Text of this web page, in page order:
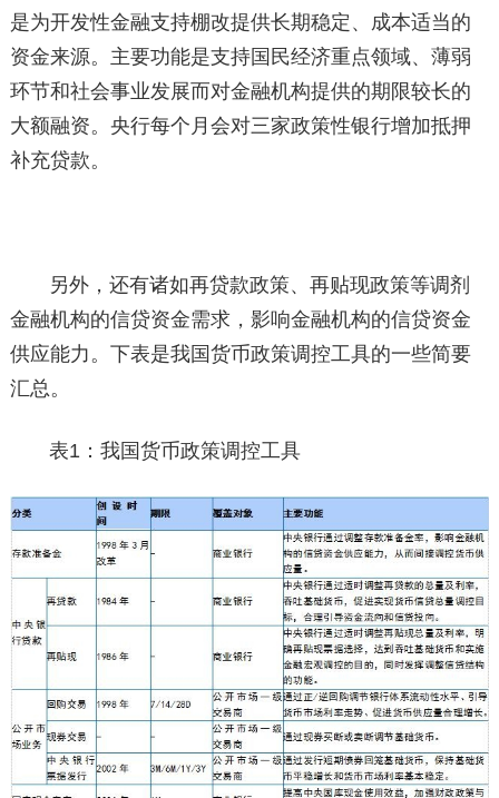
是为开发性金融支持棚改提供长期稳定、成本适当的
资金来源。主要功能是支持国民经济重点领域、薄弱
环节和社会事业发展而对金融机构提供的期限较长的
大额融资。央行每个月会对三家政策性银行增加抵押
补充贷款。
另外，还有诸如再贷款政策、再贴现政策等调剂
金融机构的信贷资金需求，影响金融机构的信贷资金
供应能力。下表是我国货币政策调控工具的一些简要
汇总。
表1：我国货币政策调控工具